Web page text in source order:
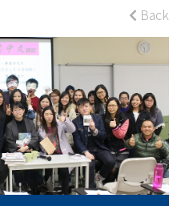
Back